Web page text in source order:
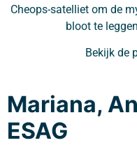
Cheops-satelliet om de
bloot te
Bekijk de
Mariana,
ESAG